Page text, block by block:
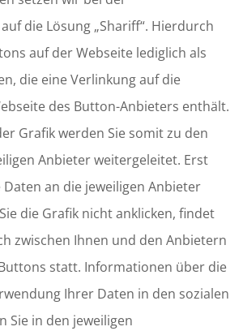
die Lösung „Shariff“. Hierdurch
auf der Webseite lediglich als
die eine Verlinkung auf die
des Button-Anbieters enthält.
Grafik werden Sie somit zu den
Anbieter weitergeleitet. Erst
an die jeweiligen Anbieter
die Grafik nicht anklicken, findet
zwischen Ihnen und den Anbietern
statt. Informationen über die
Ihrer Daten in den sozialen
Sie in den jeweiligen